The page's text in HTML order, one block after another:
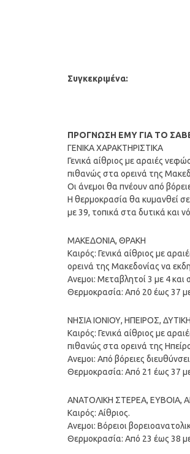
Συγκεκριμένα:
ΠΡΟΓΝΩΣΗ ΕΜΥ ΓΙΑ ΤΟ
ΓΕΝΙΚΑ ΧΑΡΑΚΤΗΡΙΣΤΙΚΑ
Γενικά αίθριος με αραιές
πιθανώς στα ορεινά της
Οι άνεμοι θα πνέουν από
Η θερμοκρασία θα κυμανθεί
με 39, τοπικά στα δυτικά και
ΜΑΚΕΔΟΝΙΑ, ΘΡΑΚΗ
Καιρός: Γενικά αίθριος με
ορεινά της Μακεδονίας να
Ανεμοι: Μεταβλητοί 3 με 4 και
Θερμοκρασία: Από 20 έως 37
ΝΗΣΙΑ ΙΟΝΙΟΥ, ΗΠΕΙΡΟΣ,
Καιρός: Γενικά αίθριος με
πιθανώς στα ορεινά της
Ανεμοι: Από βόρειες
Θερμοκρασία: Από 21 έως 37
ΑΝΑΤΟΛΙΚΗ ΣΤΕΡΕΑ,
Καιρός: Αίθριος.
Ανεμοι: Βόρειοι
Θερμοκρασία: Από 23 έως 38